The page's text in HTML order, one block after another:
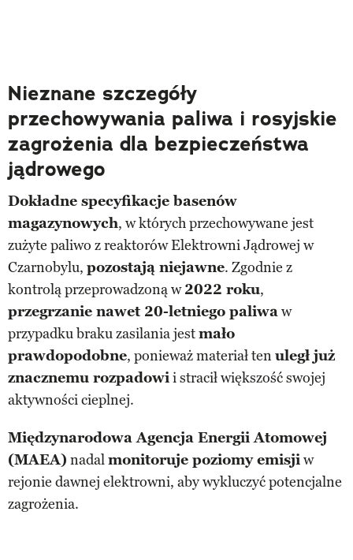
Nieznane szczegóły
przechowywania paliwa i rosyjskie
zagrożenia dla bezpieczeństwa
jądrowego
Dokładne specyfikacje basenów
magazynowych, w których przechowywane jest
zużyte paliwo z reaktorów Elektrowni Jądrowej w
Czarnobylu, pozostają niejawne. Zgodnie z
kontrolą przeprowadzoną w2022 roku,
przegrzanie nawet 20-letniego paliwaw
przypadku braku zasilania jestmało
prawdopodobne, ponieważ materiał tenuległ już
znacznemu rozpadowii stracił większość swojej
aktywności cieplnej.
Międzynarodowa Agencja Energii Atomowej
(MAEA) nadalmonitoruje poziomy emisjiw
rejonie dawnej elektrowni, aby wykluczyć potencjalne
zagrożenia.